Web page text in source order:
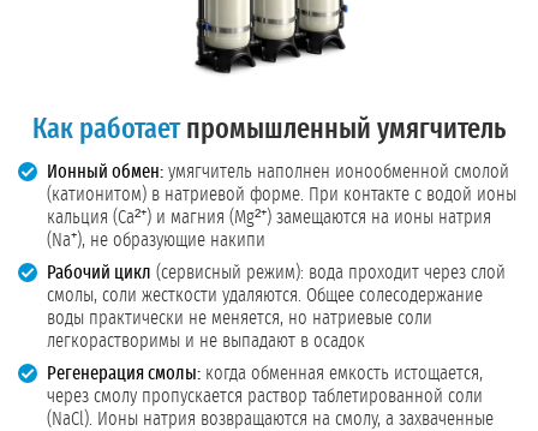
Как работаетпромышленный умягчитель
Ионный обмен: умягчитель наполнен ионообменной смолой
(катионитом) в натриевой форме. При контакте с водой ионы
кальция (Ca²⁺) и магния (Mg²⁺) замещаются на ионы натрия
(Na⁺), не образующие накипи
Рабочий цикл (сервисный режим): вода проходит через слой
смолы, соли жесткости удаляются. Общее солесодержание
воды практически не меняется, но натриевые соли
легкорастворимы и не выпадают в осадок
Регенерация смолы: когда обменная емкость истощается,
через смолу пропускается раствор таблетированной соли
(NaCl). Ионы натрия возвращаются на смолу, а захваченные